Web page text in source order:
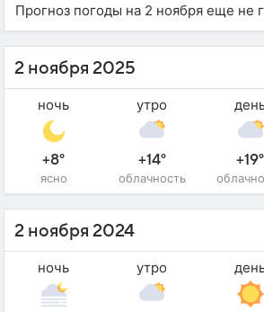
Прогноз погоды на 2 ноября еще не
2 ноября 2025
ночь
+8°
ясно
утро
+14°
облачность
+19°
2 ноября 2024
ночь утро